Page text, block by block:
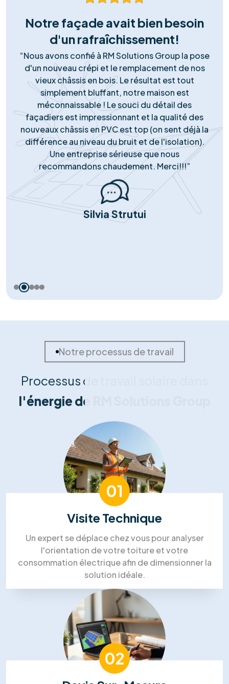
irréprochable, conforme aux normes de sécurité
(RGIE). Nous garantissons une intégration esthétique et
durable, sans risque pour votre toiture.
Nous ne faisons aucun compromis sur la qualité. Nous
installons exclusivement des panneaux et onduleurs de
marques Tier-1, reconnus pour leur rendement
supérieur et leur longévité garantie.
Support Réactif
Notre engagement ne s'arrête pas à la pose. Notre
service client local est disponible pour répondre à
toutes vos questions, gérer le service après-vente et
assurer le monitoring de votre installation.
Notre succès
Nos témoignages
Nos clients nous font part de
commentaires positifs
Nous avons choisi RM Solutions
Group pour un projet complet!
“Isolation des combles, panneaux solaires et
PAC. Ils ont coordonné tous les corps de métier,
ce qui a été un vrai soulagement. Le chef de
projet était très disponible. Un gros
investissement, mais nous sommes confiants
pour les économies futures.”
Steven Bruce